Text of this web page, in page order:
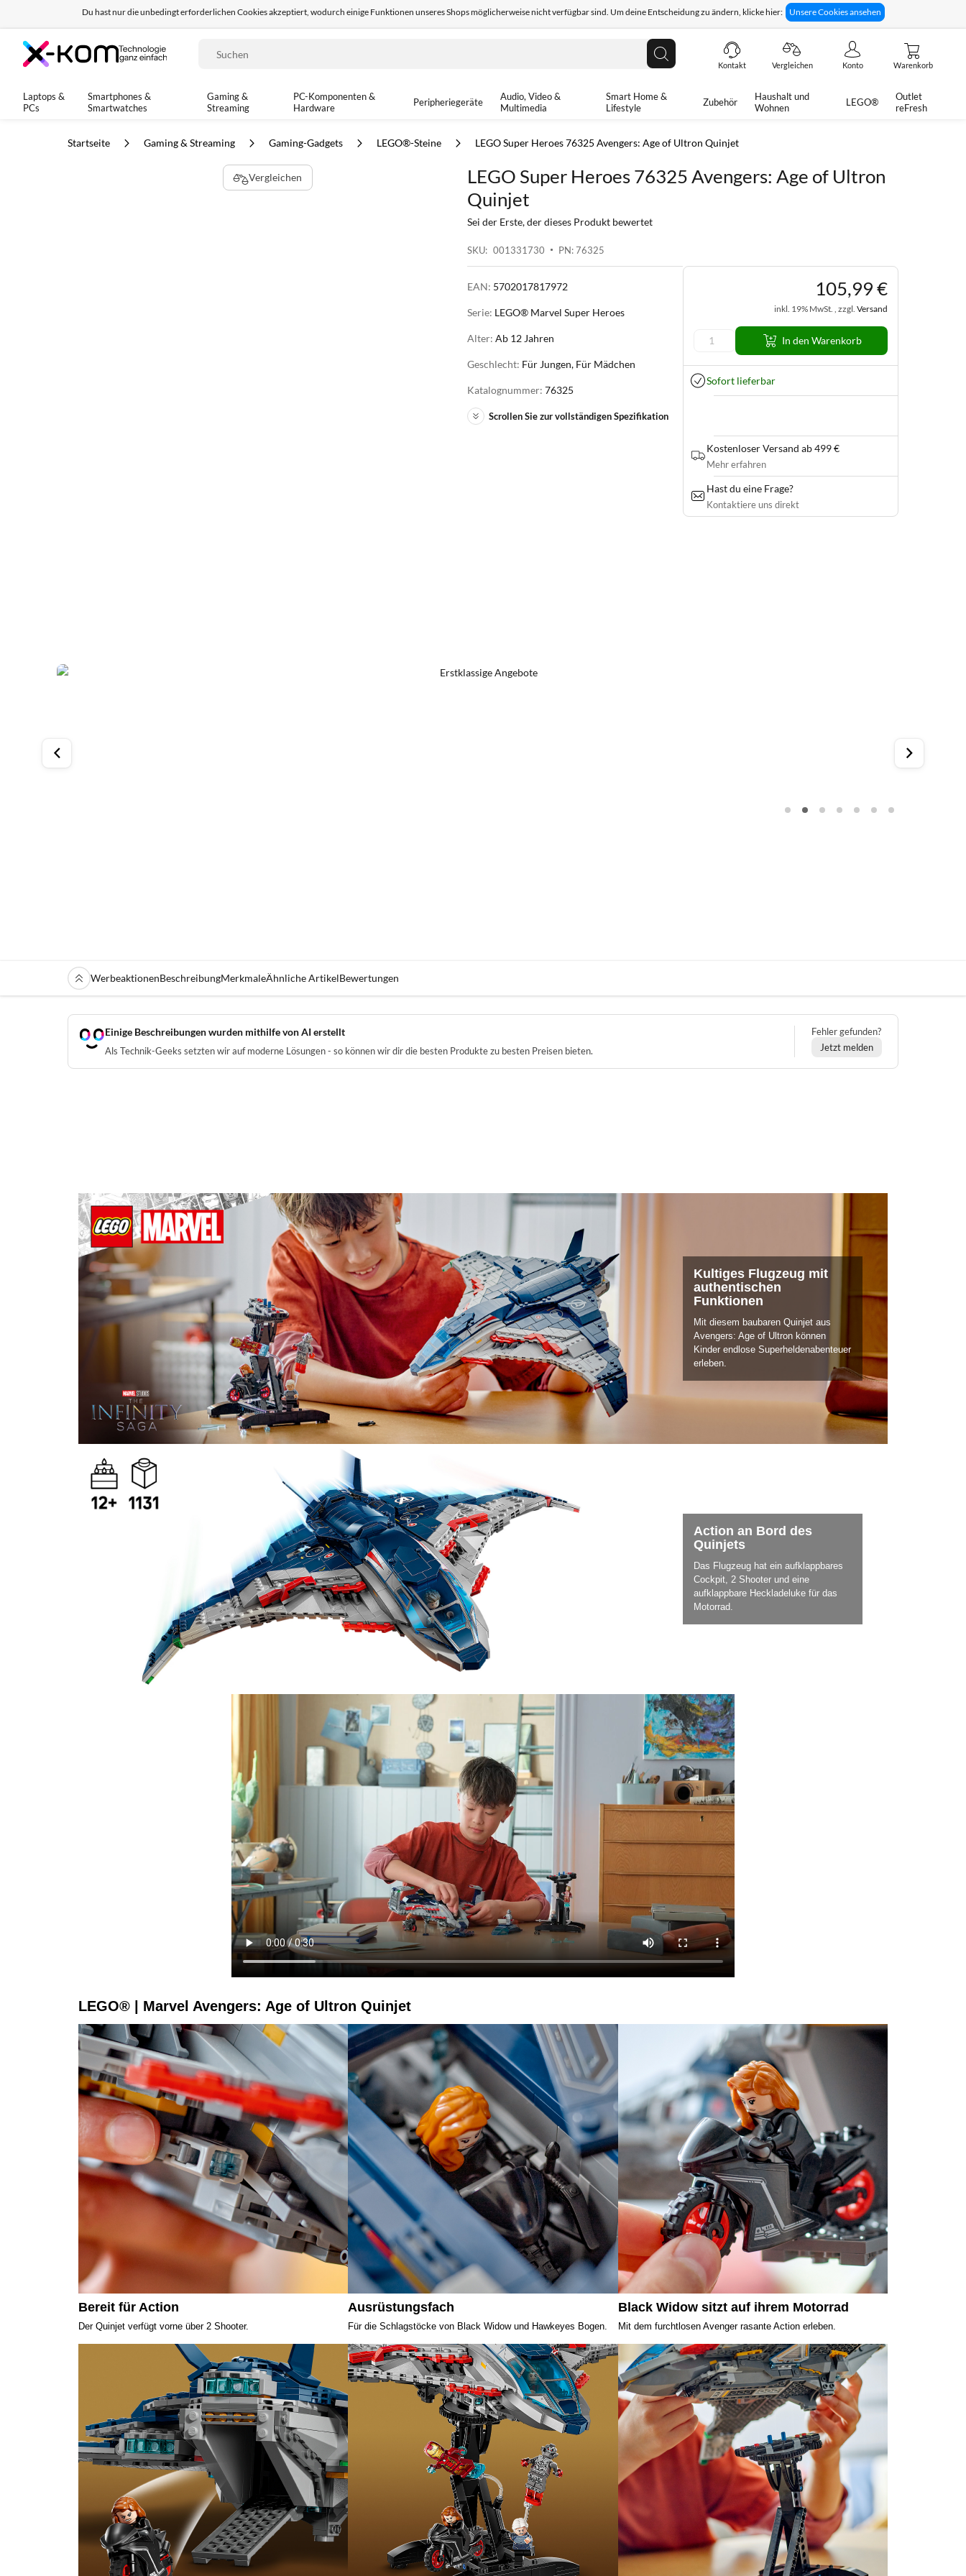
Du hast nur die unbedingt erforderlichen Cookies akzeptiert, wodurch einige Funktionen unseres Shops möglicherweise nicht verfügbar sind. Um deine Entscheidung zu ändern, klicke hier: Unsere Cookies ansehen
Seit 8 Jahren für dich da! 14-tägiges Rückgaberecht Technische Unterstützung
Suche
Kontakt Vergleichen Konto Warenkorb
Laptops &
PCs
Smartphones &
Smartwatches
Gaming &
Streaming
PC-Komponenten &
Hardware
Peripheriegeräte
Audio, Video &
Multimedia
Smart Home &
Lifestyle
Zubehör
Haushalt und
Wohnen
LEGO®
Outlet
reFresh
Startseite Gaming & Streaming Gaming-Gadgets LEGO®-Steine LEGO Super Heroes 76325 Avengers: Age of Ultron Quinjet
LEGO Super Heroes 76325 Avengers: Age of Ultron
Quinjet
SKU 001331730 PN: 76325
Sei der Erste, der dieses Produkt bewertet
EAN: 5702017817972
Serie: LEGO® Marvel Super Heroes
Alter: Ab 12 Jahren
Geschlecht: Für Jungen, Für Mädchen
Katalognummer: 76325
Scrollen Sie zur vollständigen Spezifikation
105,99€
inkl. 19% MwSt. , zzgl. Versand
In den Warenkorb
Sofort lieferbar
Kostenloser Versand ab 499 €
Mehr erfahren
Hast du eine Frage?
Kontaktiere uns direkt
Vergleichen
WerbeaktionenBeschreibungMerkmaleÄhnliche ArtikelBewertungen
Einige Beschreibungen wurden mithilfe von AI erstellt
Als Technik-Geeks setzten wir auf moderne Lösungen - so können wir dir die besten Produkte zu besten Preisen bieten.
Fehler gefunden?
Jetzt melden
Kultiges Flugzeug mit
authentischen
Funktionen
Mit diesem baubaren Quinjet aus
Avengers: Age of Ultron können
Kinder endlose Superheldenabenteuer
erleben.
Action an Bord des
Quinjets
Das Flugzeug hat ein aufklappbares
Cockpit, 2 Shooter und eine
aufklappbare Heckladeluke für das
Motorrad.
LEGO® | Marvel Avengers: Age of Ultron Quinjet
Bereit für Action
Der Quinjet verfügt vorne über 2 Shooter.
Ausrüstungsfach
Für die Schlagstöcke von Black Widow und Hawkeyes Bogen.
Black Widow sitzt auf ihrem Motorrad
Mit dem furchtlosen Avenger rasante Action erleben.